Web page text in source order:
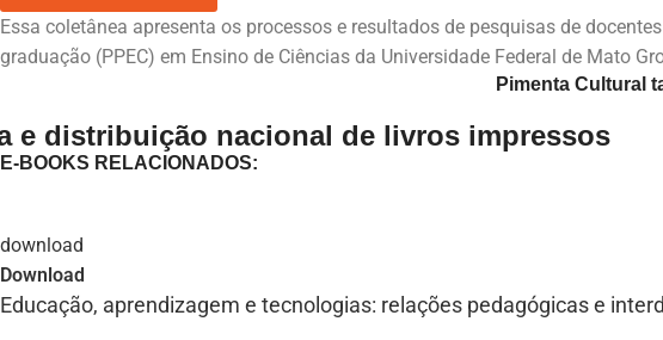
Essa coletânea apresenta os processos e resultados de pesquisas de
graduação (PPEC) em Ensino de Ciências da Universidade Federal de Mato
Pimenta Cultural
e distribuição nacional de livros impressos
E-BOOKS RELACIONADOS:
Download
Educação, aprendizagem e tecnologias: relações pedagógicas e